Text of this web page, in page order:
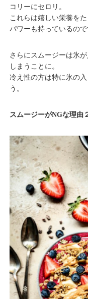
コリーにセロリ。
これらは嬉しい栄養を
パワーも持っているので
さらにスムージーは氷
しまうことに。
冷え性の方は特に氷の
う。
スムージーがNGな理由